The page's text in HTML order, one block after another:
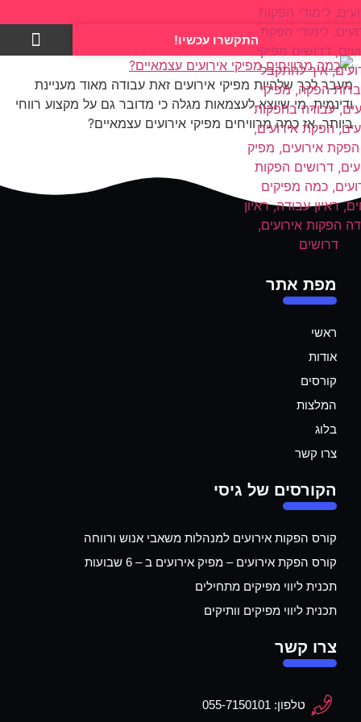
התקשרו עכשיו!
מעבר לכך שלהיות מפיקי אירועים זאת עבודה מאוד מעניינת
ודינמית, מי שיוצא לעצמאות מגלה כי מדובר גם על מקצוע רווחי
ביותר. אז כמה מרוויחים מפיקי אירועים עצמאיים?
מפת אתר
ראשי
אודות
קורסים
המלצות
בלוג
צרו קשר
הקורסים של גיסי
קורס הפקות אירועים למנהלות משאבי אנוש ורווחה
קורס הפקת אירועים – מפיק אירועים ב – 6 שבועות
תכנית ליווי מפיקים מתחילים
תכנית ליווי מפיקים וותיקים
צרו קשר
טלפון: 055-7150101